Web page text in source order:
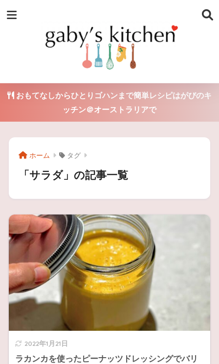
おもてなしからひとりゴハンまで簡単レシピはがびのキ
ッチン＠オーストラリアで
ホーム タグ
「サラダ」の記事一覧
2022年1月21日
ラカンカを使ったピーナッツドレッシングでバリ